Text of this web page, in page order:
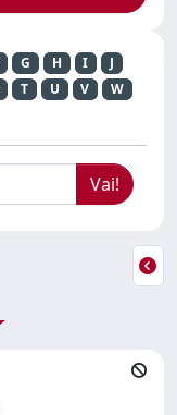
G H I
J
T U V
W